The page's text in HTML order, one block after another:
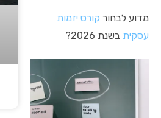
מדוע לבחור קורס יזמות
עסקית בשנת 2026?